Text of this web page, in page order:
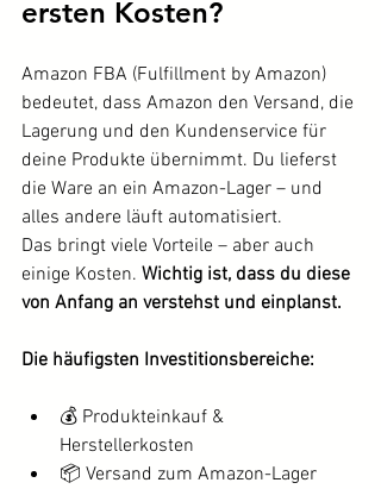
ersten Kosten?
Amazon FBA (Fulfillment by Amazon)
bedeutet, dass Amazon den Versand, die
Lagerung und den Kundenservice für
deine Produkte übernimmt. Du lieferst
die Ware an ein Amazon-Lager – und
alles andere läuft automatisiert.
Das bringt viele Vorteile – aber auch
einige Kosten. Wichtig ist, dass du diese
von Anfang an verstehst und einplanst.
Die häufigsten Investitionsbereiche:
💰 Produkteinkauf &
Herstellerkosten
📦 Versand zum Amazon-Lager